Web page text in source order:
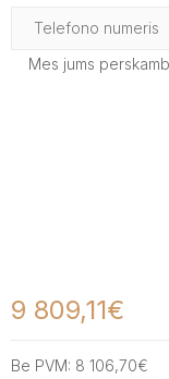
Mes jums
9 809,11€
Be PVM: 8 106,70€